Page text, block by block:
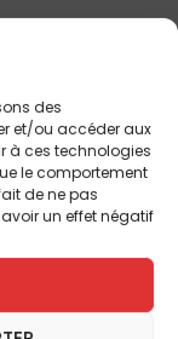
des
et/ou accéder aux
à ces technologies
le comportement
de ne pas
un effet négatif
2èmemode.
pas, loin
de ce
joie, mais sa